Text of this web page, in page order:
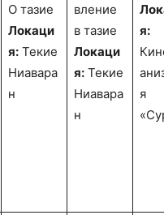
О тазие
Локаци
я: Текие
Ниавара
н
вление
в тазие
Локаци
я: Текие
Ниавара
н
я:
я